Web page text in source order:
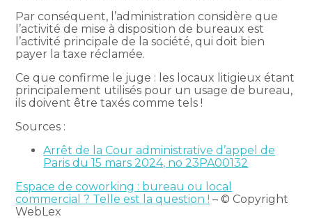
Par conséquent, l’administration considère que
l’activité de mise à disposition de bureaux est
l’activité principale de la société, qui doit bien
payer la taxe réclamée.
Ce que confirme le juge : les locaux litigieux étant
principalement utilisés pour un usage de bureau,
ils doivent être taxés comme tels !
Sources :
Arrêt de la Cour administrative d’appel de
Paris du 15 mars 2024, no 23PA00132
Espace de coworking : bureau ou local
commercial ? Telle est la question ! – © Copyright
WebLex